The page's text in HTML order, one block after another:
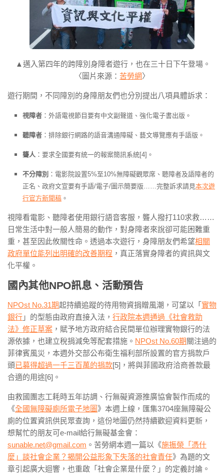
▲邁入第四年的跨障別身障者遊行，也在三十日下午登場。
〈圖片來源： 苦勞網〉
遊行期間，不同障別的身障朋友們也分別提出八項具體訴求：
視障者 ：外語電視節目要有中文副聲道、強化電子書出版。
聽障者 ：排除銀行網路的語音溝通障礙、藝文導覽應有手語版。
聾人 ：要求全國要有統一的報案簡訊系統[4]。
不分障別 ：電影院設置5%至10%無障礙觀眾席、聽障者及語障者的
正名、政府文宣要有手語/電子/圖示簡要版……完整訴求請見本次遊
行官方新聞稿 。
視障看電影、聽障者使用銀行語音客服，聾人撥打110求救……
日常生活中對一般人簡易的動作，對身障者來說卻可能困難重
重，甚至因此攸關性命。透過本次遊行，身障朋友們希望相關
政府單位能列出明確的改善期程 ，真正落實身障者的資訊與文
化平權。
國內其他NPO訊息、活動預告
NPOst No.31期起持續追蹤的待用物資捐贈風潮，可望以「 實物
銀行 」的型態由政府直接入法， 行政院本週通過《社會救助
法》修正草案 ，賦予地方政府結合民間單位辦理實物銀行的法
源依據，也建立稅捐減免等配套措施。 NPOst No.60期 關注過的
菲律賓風災，本週外交部公布衛生福利部所設置的官方捐款戶
頭已募得超過一千三百萬的捐款[5]，將與菲國政府洽商善款最
合適的用途[6]。
由救國團志工耗時五年訪調、行無礙資源推廣協會製作而成的
《全國無障礙廁所電子地圖 》本週上線，匯集3704座無障礙公
廁的位置資訊供民眾查詢，這份地圖仍然持續歡迎資料更新，
想幫忙的朋友可e-mail給行無礙基金會：
sunable.net@gmail.com 。苦勞網本週一篇以《施振榮「憑什
麼」談社會企業？揭開公益形象下失落的社會責任》為題的文
章引起廣大迴響，也重啟「社會企業是什麼？」的定義討論。